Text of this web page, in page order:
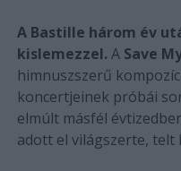
A Bastille három év
kislemezzel. A Save
himnuszszerű
koncertjeinek próbái
elmúlt másfél
adott el világszerte, telt